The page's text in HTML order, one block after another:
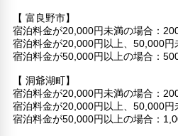
【 富良野市】
宿泊料金が20,000円未満の場合：
宿泊料金が20,000円以上、50,000円
宿泊料金が50,000円以上の場合：
【 洞爺湖町】
宿泊料金が20,000円未満の場合：
宿泊料金が20,000円以上、50,000円
宿泊料金が50,000円以上の場合：